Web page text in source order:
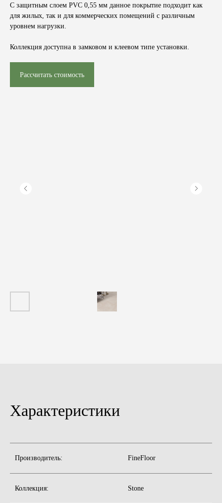
С защитным слоем PVC 0,55 мм данное покрытие подходит как
для жилых, так и для коммерческих помещений с различным
уровнем нагрузки.
Коллекция доступна в замковом и клеевом типе установки.
Рассчитать стоимость
Характеристики
Производитель: FineFloor
Коллекция: Stone